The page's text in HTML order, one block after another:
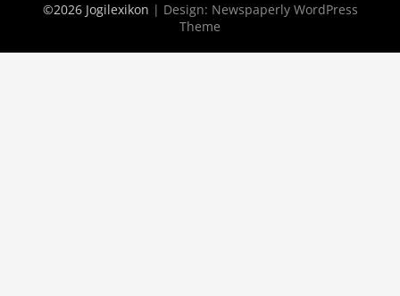
©2026 Jogilexikon | Design: Newspaperly WordPress
Theme